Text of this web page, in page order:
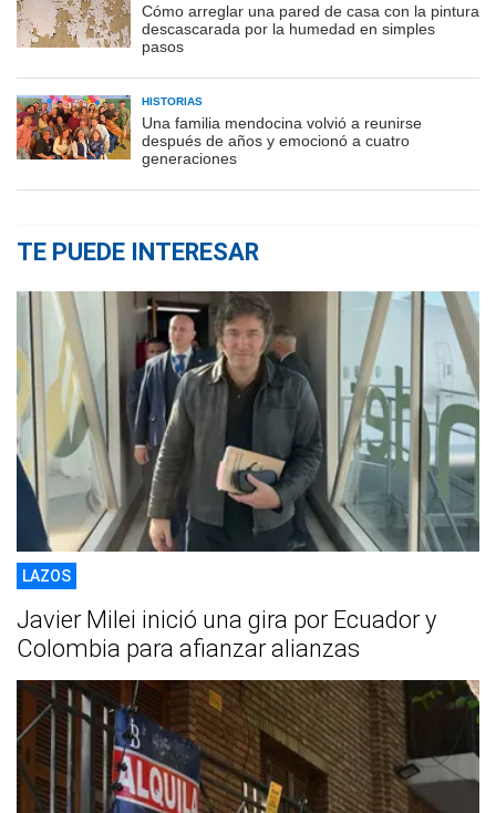
Cómo arreglar una pared de casa con la pintura
descascarada por la humedad en simples
pasos
HISTORIAS
Una familia mendocina volvió a reunirse
después de años y emocionó a cuatro
generaciones
TE PUEDE INTERESAR
LAZOS
Javier Milei inició una gira por Ecuador y
Colombia para afianzar alianzas